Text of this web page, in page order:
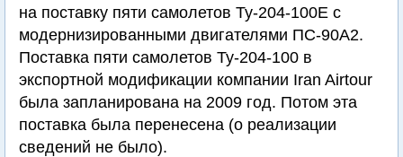
на поставку пяти самолетов Ту-204-100Е с
модернизированными двигателями ПС-90А2.
Поставка пяти самолетов Ту-204-100 в
экспортной модификации компании Iran Airtour
была запланирована на 2009 год. Потом эта
поставка была перенесена (о реализации
сведений не было).